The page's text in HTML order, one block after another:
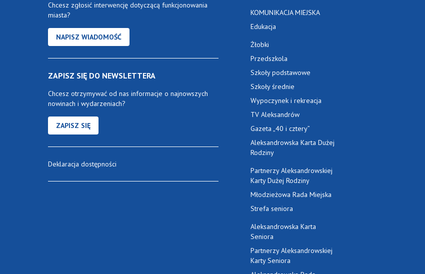
Chcesz zgłosić interwencję dotyczącą funkcjonowania
miasta?
NAPISZ WIADOMOŚĆ
ZAPISZ SIĘ DO NEWSLETTERA
Chcesz otrzymywać od nas informacje o najnowszych
nowinach i wydarzeniach?
ZAPISZ SIĘ
Deklaracja dostępności
KOMUNIKACJA MIEJSKA
Edukacja
Żłobki
Przedszkola
Szkoły podstawowe
Szkoły średnie
Wypoczynek i rekreacja
TV Aleksandrów
Gazeta „40 i cztery”
Aleksandrowska Karta Dużej
Rodziny
Partnerzy Aleksandrowskiej
Karty Dużej Rodziny
Młodzieżowa Rada Miejska
Strefa seniora
Aleksandrowska Karta
Seniora
Partnerzy Aleksandrowskiej
Karty Seniora